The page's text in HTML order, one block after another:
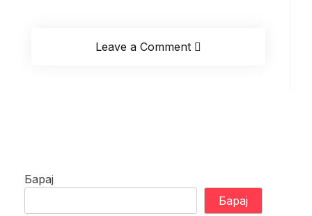
Leave a Comment
Барај
Барај